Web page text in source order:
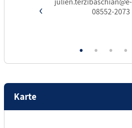
‹
08552-2073
Karte